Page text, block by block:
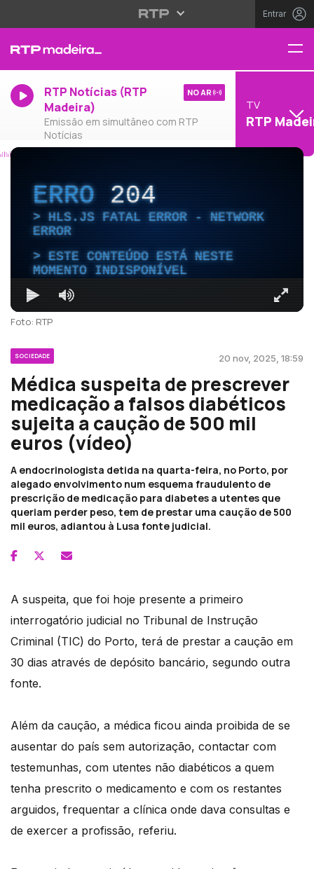
Entrar
RTP Notícias (RTP
Madeira)
Emissão em simultâneo com RTP
Notícias
NO AR
TV
RTP
ERRO204
HLS.JS FATAL ERROR - NETWORK
ERROR
ESTE CONTEÚDO ESTÁ NESTE
MOMENTO INDISPONÍVEL
Foto: RTP
SOCIEDADE 20 nov, 2025, 18:59
Médica suspeita de prescrever
medicação a falsos diabéticos
sujeita a caução de 500 mil
euros (vídeo)
A endocrinologista detida na quarta-feira, no Porto, por
alegado envolvimento num esquema fraudulento de
prescrição de medicação para diabetes a utentes que
queriam perder peso, tem de prestar uma caução de 500
mil euros, adiantou à Lusa fonte judicial.
A suspeita, que foi hoje presente a primeiro
interrogatório judicial no Tribunal de Instrução
Criminal (TIC) do Porto, terá de prestar a caução em
30 dias através de depósito bancário, segundo outra
fonte.
Além da caução, a médica ficou ainda proibida de se
ausentar do país sem autorização, contactar com
testemunhas, com utentes não diabéticos a quem
tenha prescrito o medicamento e com os restantes
arguidos, frequentar a clínica onde dava consultas e
de exercer a profissão, referiu.